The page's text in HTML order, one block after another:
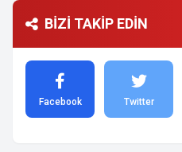
BİZİ TAKİP EDİN
Facebook Twitter